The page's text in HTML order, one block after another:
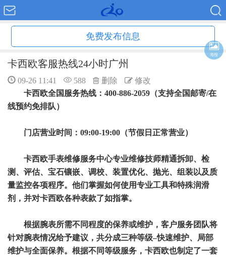
免费发布信息
卡西欧客服热线24小时广州
09-26 11:41 588 删除
修改
卡西欧全国服务热线：400-886-2059（支持全国邮寄/在
线预约免排队）
门店营业时间：09:00-19:00（节假日正常营业）
卡西欧手表维修服务中心专业维修技师精通拆卸、检
测、评估、宝石镶嵌、调校、装置优化、抛光、组装以及质
量监控各项程序。他们掌握如何使用专业工具和特殊润滑
剂，并对卡西欧各种表款了如指掌。
根据腕表所需不同程度的保养或维护，客户服务团队将
针对腕表情况给予建议，共分成三种等级–快速维护、局部
维护与全面保养。根据不同等级服务，卡西欧也制定了一套
海报